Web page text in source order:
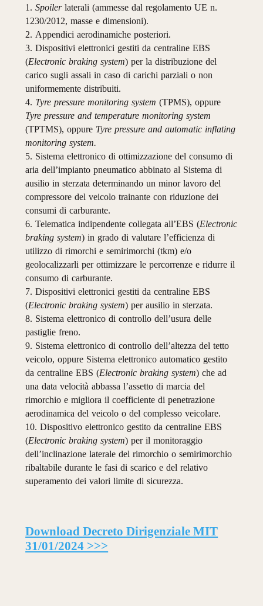
1. Spoiler laterali (ammesse dal regolamento UE n.
1230/2012, masse e dimensioni).
2. Appendici aerodinamiche posteriori.
3. Dispositivi elettronici gestiti da centraline EBS
(Electronic braking system) per la distribuzione del
carico sugli assali in caso di carichi parziali o non
uniformemente distribuiti.
4. Tyre pressure monitoring system (TPMS), oppure
Tyre pressure and temperature monitoring system
(TPTMS), oppure Tyre pressure and automatic inflating
monitoring system.
5. Sistema elettronico di ottimizzazione del consumo di
aria dell’impianto pneumatico abbinato al Sistema di
ausilio in sterzata determinando un minor lavoro del
compressore del veicolo trainante con riduzione dei
consumi di carburante.
6. Telematica indipendente collegata all’EBS (Electronic
braking system) in grado di valutare l’efficienza di
utilizzo di rimorchi e semirimorchi (tkm) e/o
geolocalizzarli per ottimizzare le percorrenze e ridurre il
consumo di carburante.
7. Dispositivi elettronici gestiti da centraline EBS
(Electronic braking system) per ausilio in sterzata.
8. Sistema elettronico di controllo dell’usura delle
pastiglie freno.
9. Sistema elettronico di controllo dell’altezza del tetto
veicolo, oppure Sistema elettronico automatico gestito
da centraline EBS (Electronic braking system) che ad
una data velocità abbassa l’assetto di marcia del
rimorchio e migliora il coefficiente di penetrazione
aerodinamica del veicolo o del complesso veicolare.
10. Dispositivo elettronico gestito da centraline EBS
(Electronic braking system) per il monitoraggio
dell’inclinazione laterale del rimorchio o semirimorchio
ribaltabile durante le fasi di scarico e del relativo
superamento dei valori limite di sicurezza.
Download Decreto Dirigenziale MIT
31/01/2024 >>>